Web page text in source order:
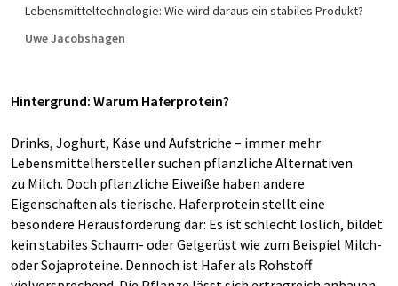
Lebensmitteltechnologie: Wie wird daraus ein stabiles Produkt?
Uwe Jacobshagen
Hintergrund: Warum Haferprotein?
Drinks, Joghurt, Käse und Aufstriche – immer mehr
Lebensmittelhersteller suchen pflanzliche Alternativen
zu Milch. Doch pflanzliche Eiweiße haben andere
Eigenschaften als tierische. Haferprotein stellt eine
besondere Herausforderung dar: Es ist schlecht löslich, bildet
kein stabiles Schaum- oder Gelgerüst wie zum Beispiel Milch-
oder Sojaproteine. Dennoch ist Hafer als Rohstoff